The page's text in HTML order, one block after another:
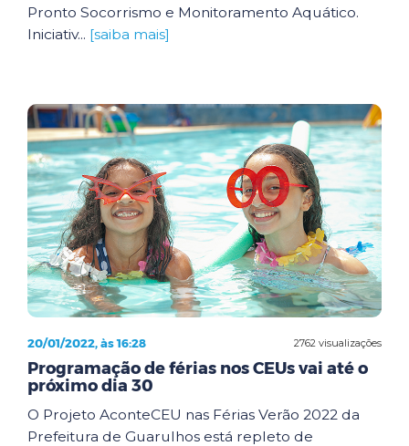
Pronto Socorrismo e Monitoramento Aquático.
Iniciativ... [saiba mais]
2762 visualizações
20/01/2022, às 16:28
Programação de férias nos CEUs vai até o
próximo dia 30
O Projeto AconteCEU nas Férias Verão 2022 da
Prefeitura de Guarulhos está repleto de